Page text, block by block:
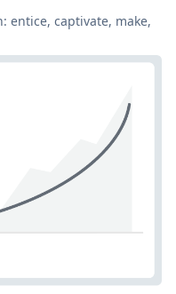
entice, captivate, make,